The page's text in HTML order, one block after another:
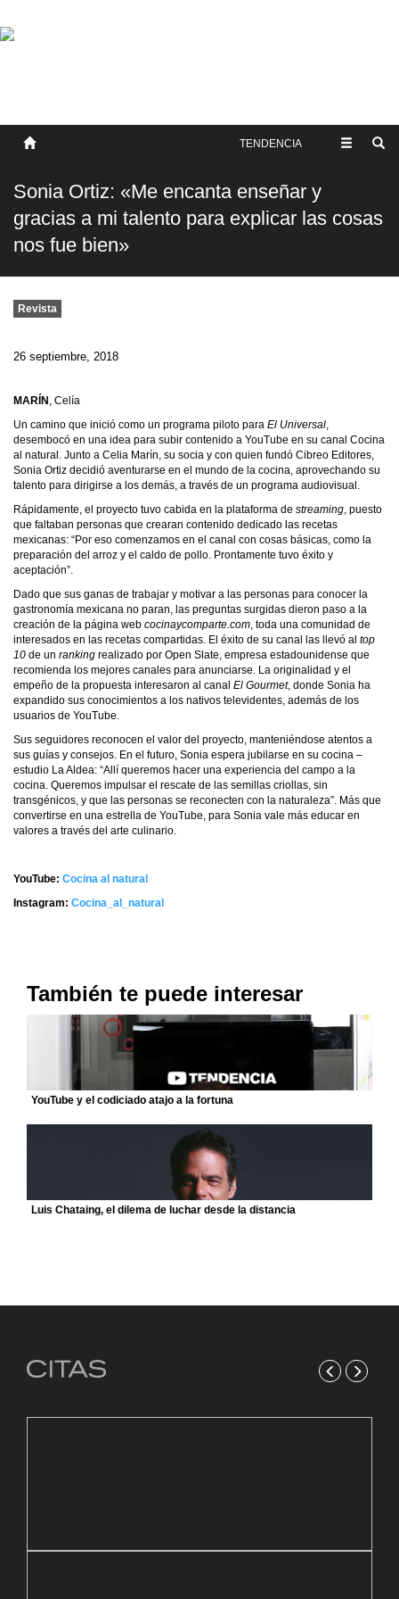
SOBRE NOSOTROS
TENDENCIA
Sonia Ortiz: «Me encanta enseñar y
gracias a mi talento para explicar las cosas
nos fue bien»
Revista
26 septiembre, 2018
MARÍN , Celía
Un camino que inició como un programa piloto para El Universal,
desembocó en una idea para subir contenido a YouTube en su canal Cocina
al natural. Junto a Celia Marín, su socia y con quien fundó Cibreo Editores,
Sonia Ortiz decidió aventurarse en el mundo de la cocina, aprovechando su
talento para dirigirse a los demás, a través de un programa audiovisual.
Rápidamente, el proyecto tuvo cabida en la plataforma de streaming, puesto
que faltaban personas que crearan contenido dedicado las recetas
mexicanas: “Por eso comenzamos en el canal con cosas básicas, como la
preparación del arroz y el caldo de pollo. Prontamente tuvo éxito y
aceptación”.
Dado que sus ganas de trabajar y motivar a las personas para conocer la
gastronomía mexicana no paran, las preguntas surgidas dieron paso a la
creación de la página web cocinaycomparte.com, toda una comunidad de
interesados en las recetas compartidas. El éxito de su canal las llevó al top
10 de un ranking realizado por Open Slate, empresa estadounidense que
recomienda los mejores canales para anunciarse. La originalidad y el
empeño de la propuesta interesaron al canal El Gourmet, donde Sonia ha
expandido sus conocimientos a los nativos televidentes, además de los
usuarios de YouTube.
Sus seguidores reconocen el valor del proyecto, manteniéndose atentos a
sus guías y consejos. En el futuro, Sonia espera jubilarse en su cocina –
estudio La Aldea: “Allí queremos hacer una experiencia del campo a la
cocina. Queremos impulsar el rescate de las semillas criollas, sin
transgénicos, y que las personas se reconecten con la naturaleza”. Más que
convertirse en una estrella de YouTube, para Sonia vale más educar en
valores a través del arte culinario.
YouTube: Cocina al natural
Instagram: Cocina_al_natural
También te puede interesar
YouTube y el codiciado atajo a la fortuna
Luis Chataing, el dilema de luchar desde la distancia